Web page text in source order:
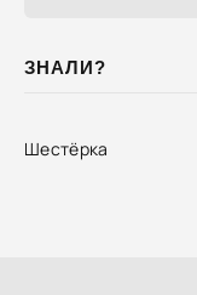
ЗНАЛИ?
Шестёрка